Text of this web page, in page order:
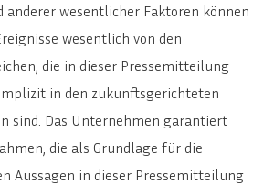
SVENSKA
anderer wesentlicher Faktoren können
wesentlich von den
die in dieser Pressemitteilung
in den zukunftsgerichteten
sind. Das Unternehmen garantiert
die als Grundlage für die
Aussagen in dieser Pressemitteilung